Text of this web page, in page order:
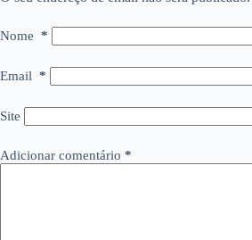
Nome *
Email *
Site
Adicionar comentário *